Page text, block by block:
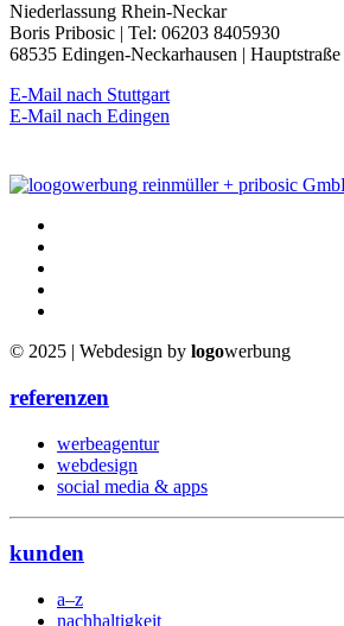
Niederlassung Rhein-Neckar
Boris Pribosic | Tel: 06203 8405930
68535 Edingen-Neckarhausen |
E-Mail nach Stuttgart
E-Mail nach Edingen
© 2025 | Webdesign by logowerbung
referenzen
werbeagentur
webdesign
social media & apps
kunden
a–z
nachhaltigkeit